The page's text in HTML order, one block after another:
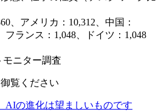
、アメリカ：10,312、中国：
フランス：1,048、ドイツ：1,048
ニター調査
覧ください
AIの進化は望ましいものです